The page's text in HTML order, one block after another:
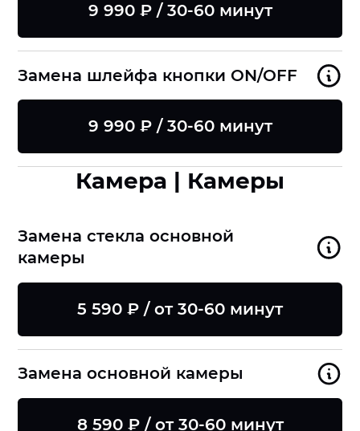
9 990 ₽ / 30-60 минут
Замена шлейфа кнопки ON/OFF
9 990 ₽ / 30-60 минут
Камера | Камеры
Замена стекла основной
камеры
5 590 ₽ / от 30-60 минут
Замена основной камеры
8 590 ₽ / от 30-60 минут